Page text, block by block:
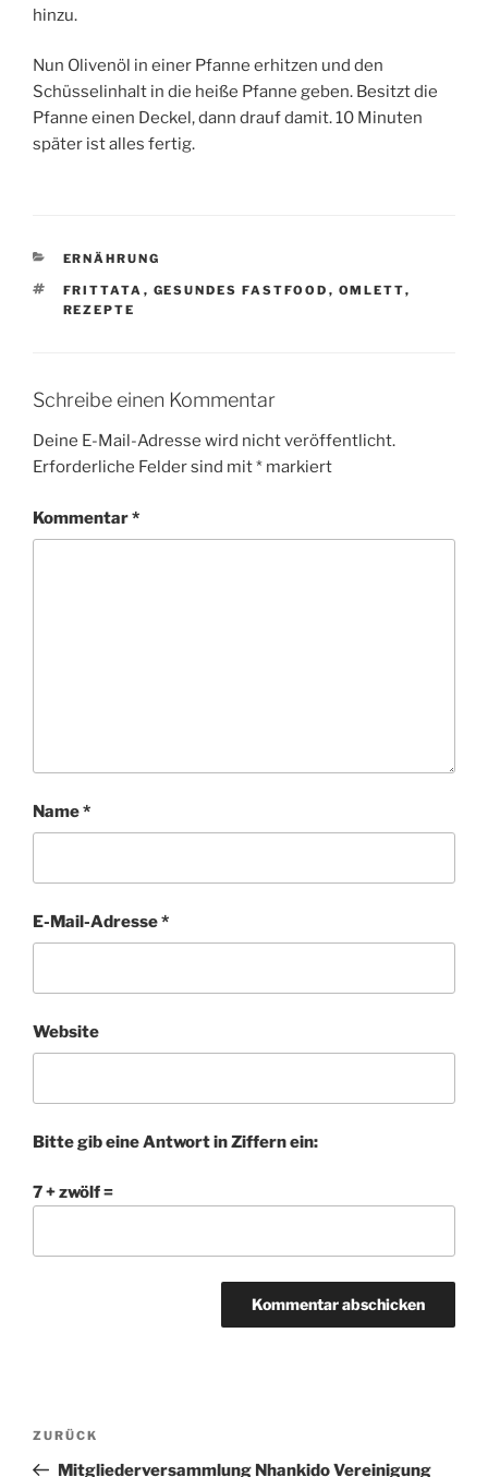
hinzu.
Nun Olivenöl in einer Pfanne erhitzen und den
Schüsselinhalt in die heiße Pfanne geben. Besitzt die
Pfanne einen Deckel, dann drauf damit. 10 Minuten
später ist alles fertig.
KATEGORIEN
ERNÄHRUNG
SCHLAGWÖRTER
FRITTATA , GESUNDES FASTFOOD , OMLETT,
REZEPTE
Schreibe einen Kommentar
Deine E-Mail-Adresse wird nicht veröffentlicht.
Erforderliche Felder sind mit* markiert
Kommentar*
Name*
E-Mail-Adresse*
Website
Bitte gib eine Antwort in Ziffern ein:
7 + zwölf =
Beitragsnavigation
Vorheriger
Beitrag
ZURÜCK
Mitgliederversammlung Nhankido Vereinigung